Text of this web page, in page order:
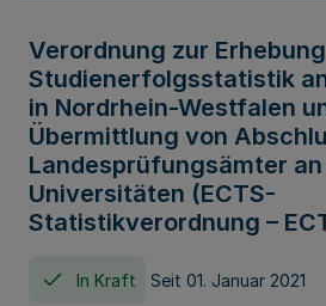
Verordnung zur
Studienerfolgsstatistik
in Nordrhein-Westfalen
Übermittlung von
Landesprüfungsämter an
Universitäten (ECTS-
Statistikverordnung –
In Kraft Seit 01. Januar 2021